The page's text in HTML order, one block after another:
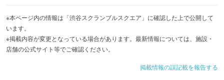
※本ページ内の情報は「渋谷スクランブルスクエア」に確認した上で公開して
います。
※掲載内容が変更となっている場合があります。最新情報については、施設・
店舗の公式サイト等でご確認ください。
掲載情報の誤記載を報告する